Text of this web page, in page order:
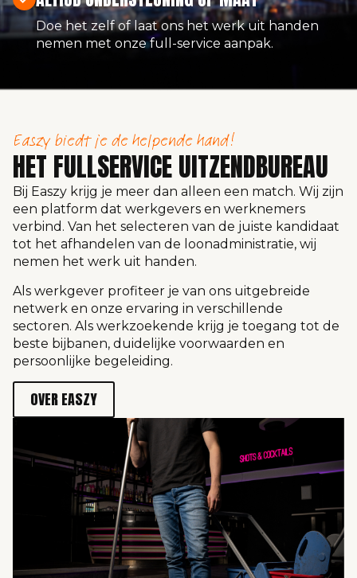
Doe het zelf of laat ons het werk uit handen
nemen met onze full-service aanpak.
Easzy biedt je de helpende hand!
HET FULLSERVICE UITZENDBUREAU
Bij Easzy krijg je meer dan alleen een match. Wij zijn
een platform dat werkgevers en werknemers
verbind. Van het selecteren van de juiste kandidaat
tot het afhandelen van de loonadministratie, wij
nemen het werk uit handen.
Als werkgever profiteer je van ons uitgebreide
netwerk en onze ervaring in verschillende
sectoren. Als werkzoekende krijg je toegang tot de
beste bijbanen, duidelijke voorwaarden en
persoonlijke begeleiding.
OVER EASZY